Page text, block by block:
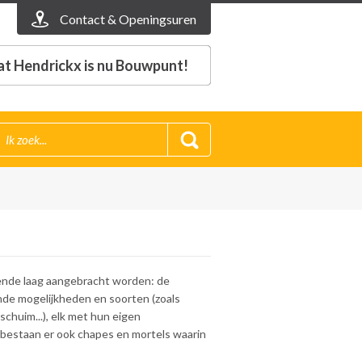
Contact & Openingsuren
Hendrickx is nu Bouwpunt!
laag aangebracht worden: de
mogelijkheden en soorten (zoals
elk met hun eigen
er ook chapes en mortels waarin